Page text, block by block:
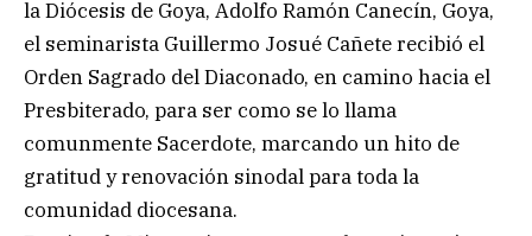
la Diócesis de Goya, Adolfo Ramón Canecín, Goya,
el seminarista Guillermo Josué Cañete recibió el
Orden Sagrado del Diaconado, en camino hacia el
Presbiterado, para ser como se lo llama
comunmente Sacerdote, marcando un hito de
gratitud y renovación sinodal para toda la
comunidad diocesana.